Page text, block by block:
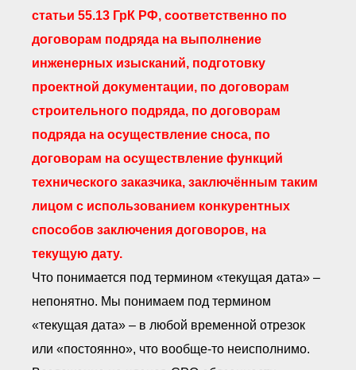
статьи 55.13 ГрК РФ, соответственно по
договорам подряда на выполнение
инженерных изысканий, подготовку
проектной документации, по договорам
строительного подряда, по договорам
подряда на осуществление сноса, по
договорам на осуществление функций
технического заказчика, заключённым таким
лицом с использованием конкурентных
способов заключения договоров, на
текущую дату.
Что понимается под термином «текущая дата» –
непонятно. Мы понимаем под термином
«текущая дата» – в любой временной отрезок
или «постоянно», что вообще-то неисполнимо.